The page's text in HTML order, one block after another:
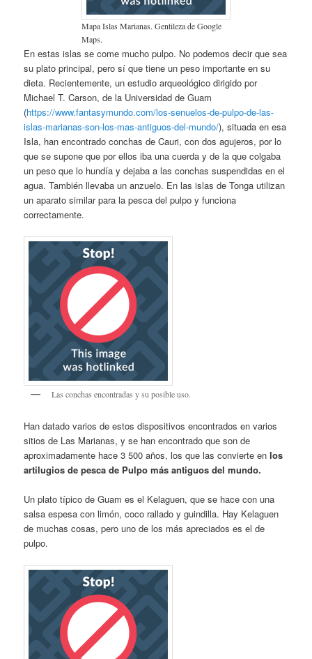
Mapa Islas Marianas. Gentileza de Google
Maps.
En estas islas se come mucho pulpo. No podemos decir que sea
su plato principal, pero sí que tiene un peso importante en su
dieta. Recientemente, un estudio arqueológico dirigido por
Michael T. Carson, de la Universidad de Guam
(https://www.fantasymundo.com/los-senuelos-de-pulpo-de-las-
islas-marianas-son-los-mas-antiguos-del-mundo/), situada en esa
Isla, han encontrado conchas de Cauri, con dos agujeros, por lo
que se supone que por ellos iba una cuerda y de la que colgaba
un peso que lo hundía y dejaba a las conchas suspendidas en el
agua. También llevaba un anzuelo. En las islas de Tonga utilizan
un aparato similar para la pesca del pulpo y funciona
correctamente.
Las conchas encontradas y su posible uso.
Han datado varios de estos dispositivos encontrados en varios
sitios de Las Marianas, y se han encontrado que son de
aproximadamente hace 3 500 años, los que las convierte enlos
artilugios de pesca de Pulpo más antiguos del mundo.
Un plato típico de Guam es el Kelaguen, que se hace con una
salsa espesa con limón, coco rallado y guindilla. Hay Kelaguen
de muchas cosas, pero uno de los más apreciados es el de
pulpo.